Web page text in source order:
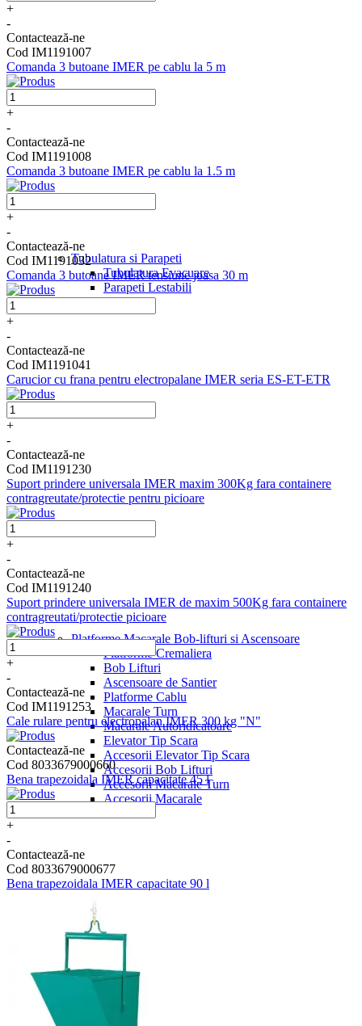
Tubulatura si Parapeti
Tubulatura Evacuare
Parapeti Lestabili
Platforme Macarale Bob-lifturi si Ascensoare
Platforme Cremaliera
Bob Lifturi
Ascensoare de Santier
Platforme Cablu
Macarale Turn
Macarale Autoridicatoare
Elevator Tip Scara
Accesorii Elevator Tip Scara
Accesorii Bob Lifturi
Accesorii Macarale Turn
Accesorii Macarale
+
-
Contactează-ne
Cod IM1191007
Comanda 3 butoane IMER pe cablu la 5 m
+
-
Contactează-ne
Cod IM1191008
Comanda 3 butoane IMER pe cablu la 1.5 m
+
-
Contactează-ne
Cod IM1191032
Comanda 3 butoane IMER tensiune joasa 30 m
+
-
Contactează-ne
Cod IM1191041
Carucior cu frana pentru electropalane IMER seria ES-ET-ETR
+
-
Contactează-ne
Cod IM1191230
Suport prindere universala IMER maxim 300Kg fara containere
contragreutate/protectie pentru picioare
+
-
Contactează-ne
Cod IM1191240
Suport prindere universala IMER de maxim 500Kg fara containere
contragreutati/protectie picioare
+
-
Contactează-ne
Cod IM1191253
Cale rulare pentru electropalan IMER 300 kg "N"
Contactează-ne
Cod 8033679000660
Bena trapezoidala IMER capacitate 45 l
+
-
Contactează-ne
Cod 8033679000677
Bena trapezoidala IMER capacitate 90 l